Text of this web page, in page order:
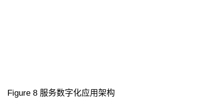
Figure 8 服务数字化应用架构